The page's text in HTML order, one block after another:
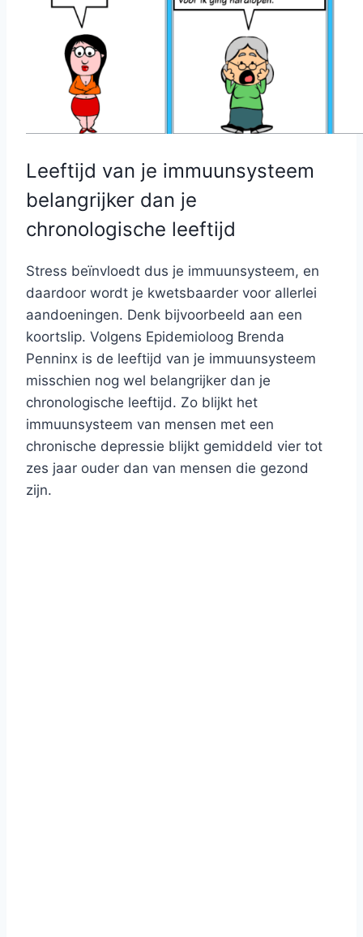
Leeftijd van je immuunsysteem
belangrijker dan je
chronologische leeftijd
Stress beïnvloedt dus je immuunsysteem, en
daardoor wordt je kwetsbaarder voor allerlei
aandoeningen. Denk bijvoorbeeld aan een
koortslip. Volgens Epidemioloog Brenda
Penninx is de leeftijd van je immuunsysteem
misschien nog wel belangrijker dan je
chronologische leeftijd. Zo blijkt het
immuunsysteem van mensen met een
chronische depressie blijkt gemiddeld vier tot
zes jaar ouder dan van mensen die gezond
zijn.